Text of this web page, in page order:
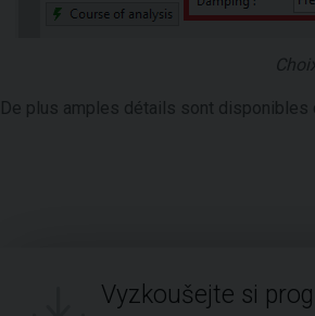
De plus amples détails sont disponibles
Vyzkoušejte si